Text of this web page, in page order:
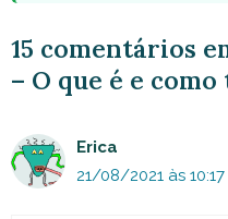
15 comentários
– O que é e
Erica
21/08/2021 às 10:17